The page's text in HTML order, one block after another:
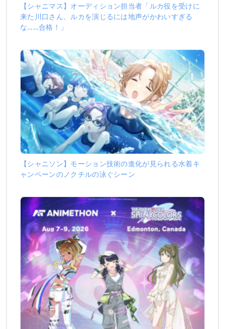
【シャニマス】オーディション担当者「ルカ役を受けに
来た川口さん、ルカを演じるには地声がかわいすぎる
な……合格！」
【シャニソン】モーション技術の進化が見られる水着キ
ャンペーンのノクチルの泳ぐシーン